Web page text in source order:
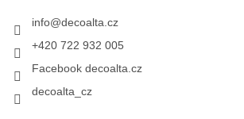
info@decoalta.cz
+420 722 932 005
Facebook decoalta.cz
decoalta_cz